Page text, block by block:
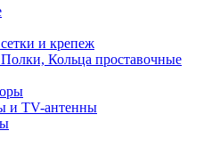
и крепеж
Кольца проставочные
и TV-антенны